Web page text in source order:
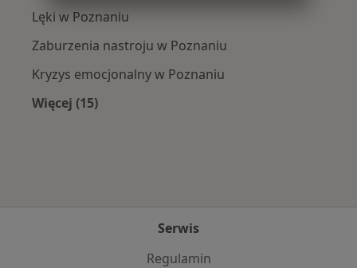
Lęki w Poznaniu
Zaburzenia nastroju w Poznaniu
Kryzys emocjonalny w Poznaniu
Więcej (15)
Serwis
Regulamin